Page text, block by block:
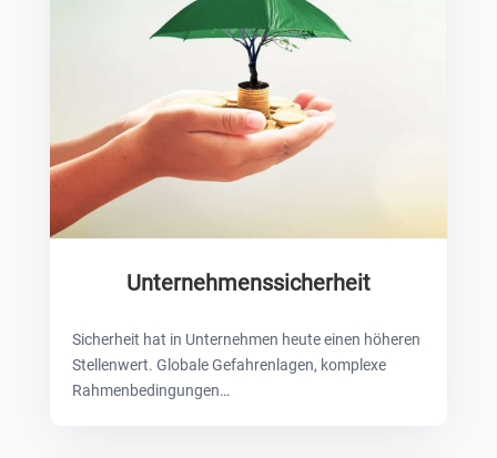
Unternehmenssicherheit
Sicherheit hat in Unternehmen heute einen höheren
Stellenwert. Globale Gefahrenlagen, komplexe
Rahmenbedingungen…